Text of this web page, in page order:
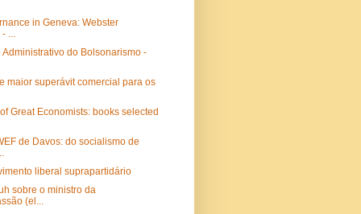
in Geneva: Webster
...
Administrativo do Bolsonarismo -
maior superávit comercial para os
Great Economists: books selected
de Davos: do socialismo de
liberal suprapartidário
sobre o ministro da
(el...